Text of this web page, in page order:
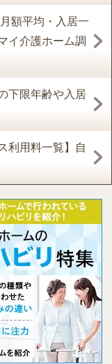
額平均・入居一
イ介護ホーム調
下限年齢や入居
利用料一覧】自